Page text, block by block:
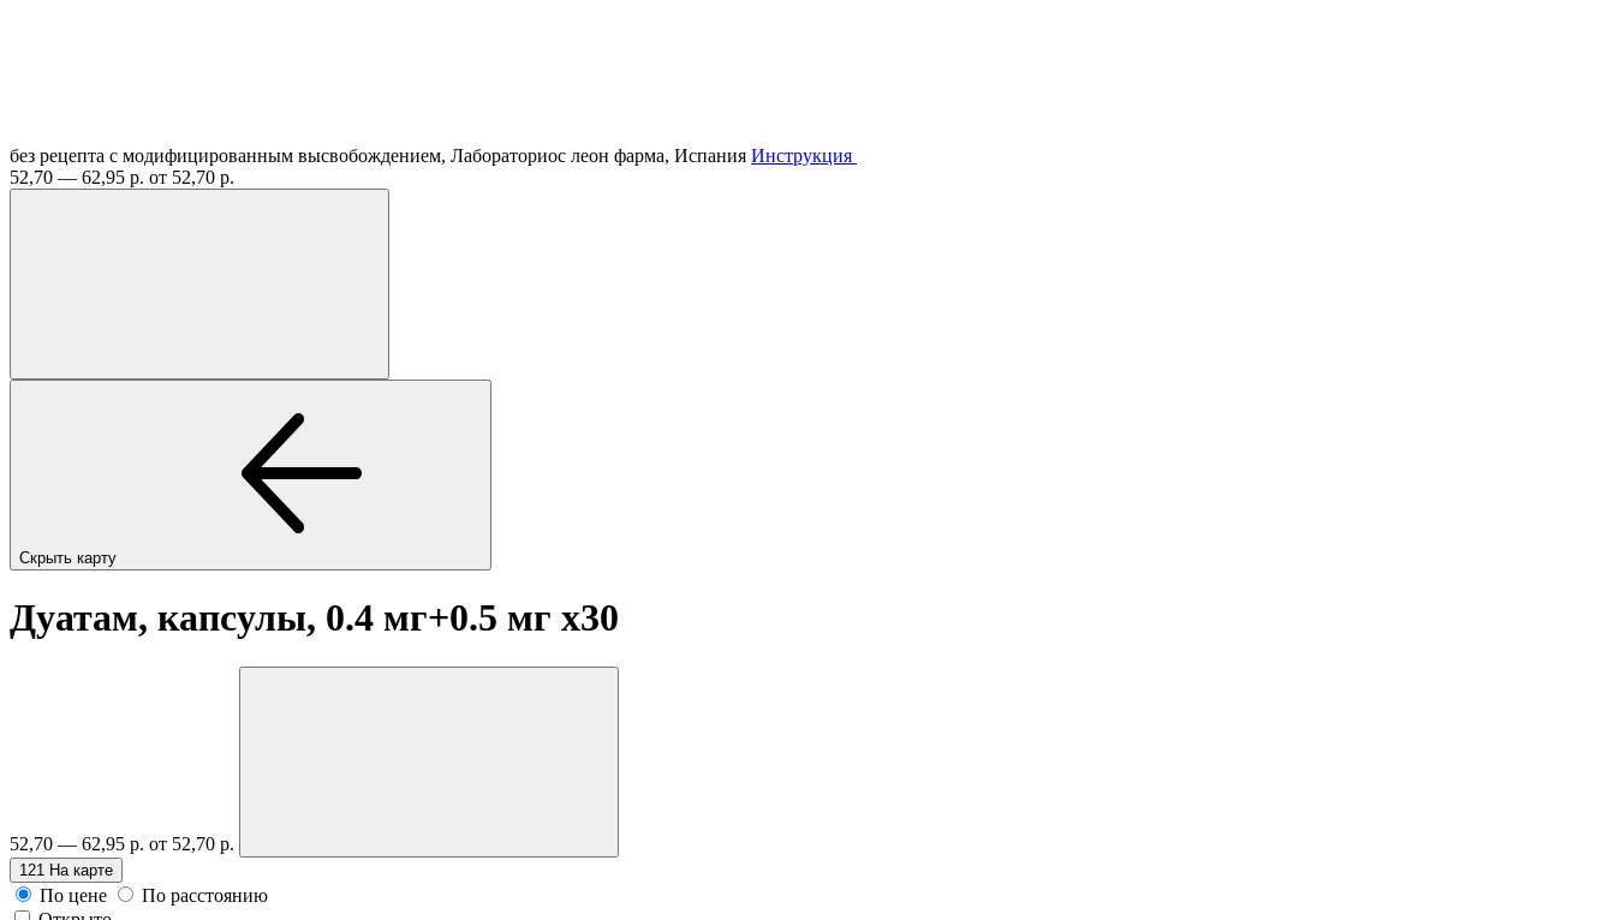
без рецепта с модифицированным высвобождением, Лабораториос леон фарма, Испания Инструкция
52,70 — 62,95 р. от 52,70 р.
Скрыть карту
Дуатам, капсулы, 0.4 мг+0.5 мг x30
52,70 — 62,95 р. от 52,70 р.
121 На карте
По цене
По расстоянию